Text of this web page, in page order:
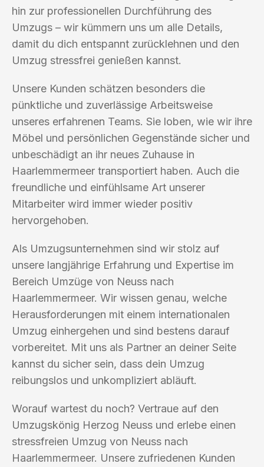
hin zur professionellen Durchführung des
Umzugs – wir kümmern uns um alle Details,
damit du dich entspannt zurücklehnen und den
Umzug stressfrei genießen kannst.
Unsere Kunden schätzen besonders die
pünktliche und zuverlässige Arbeitsweise
unseres erfahrenen Teams. Sie loben, wie wir ihre
Möbel und persönlichen Gegenstände sicher und
unbeschädigt an ihr neues Zuhause in
Haarlemmermeer transportiert haben. Auch die
freundliche und einfühlsame Art unserer
Mitarbeiter wird immer wieder positiv
hervorgehoben.
Als Umzugsunternehmen sind wir stolz auf
unsere langjährige Erfahrung und Expertise im
Bereich Umzüge von Neuss nach
Haarlemmermeer. Wir wissen genau, welche
Herausforderungen mit einem internationalen
Umzug einhergehen und sind bestens darauf
vorbereitet. Mit uns als Partner an deiner Seite
kannst du sicher sein, dass dein Umzug
reibungslos und unkompliziert abläuft.
Worauf wartest du noch? Vertraue auf den
Umzugskönig Herzog Neuss und erlebe einen
stressfreien Umzug von Neuss nach
Haarlemmermeer. Unsere zufriedenen Kunden